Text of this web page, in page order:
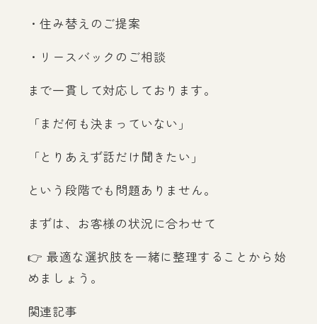
・住み替えのご提案
・リースバックのご相談
まで一貫して対応しております。
「まだ何も決まっていない」
「とりあえず話だけ聞きたい」
という段階でも問題ありません。
まずは、お客様の状況に合わせて
👉 最適な選択肢を一緒に整理することから始
めましょう。
関連記事